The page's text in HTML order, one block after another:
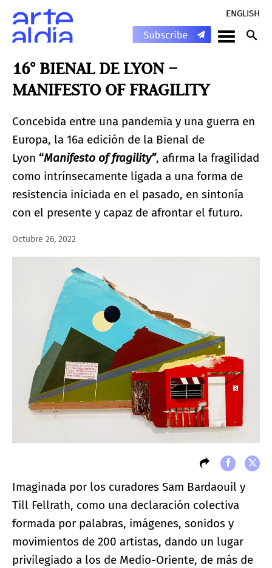
ENGLISH
16° BIENAL DE LYON –
MANIFESTO OF FRAGILITY
Concebida entre una pandemia y una guerra en
Europa, la 16a edición de la Bienal de
Lyon “Manifesto of fragility”, afirma la fragilidad
como intrínsecamente ligada a una forma de
resistencia iniciada en el pasado, en sintonía
con el presente y capaz de afrontar el futuro.
Octubre 26, 2022
Imaginada por los curadores Sam Bardaouil y
Till Fellrath, como una declaración colectiva
formada por palabras, imágenes, sonidos y
movimientos de 200 artistas, dando un lugar
privilegiado a los de Medio-Oriente, de más de